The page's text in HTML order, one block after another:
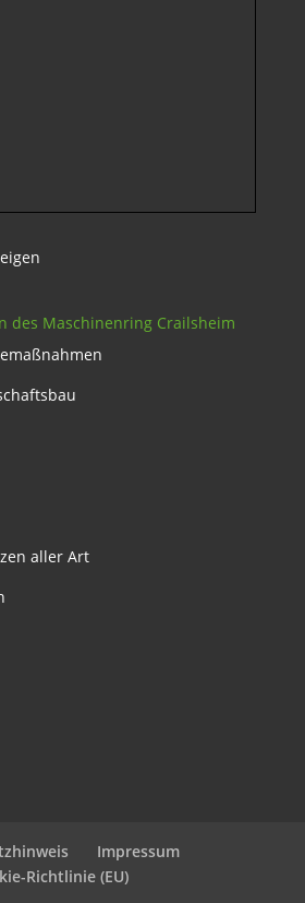
des Maschinenring Crailsheim
aller Art
Impressum
Richtlinie (EU)